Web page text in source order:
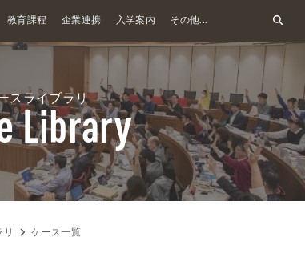
教育課程 企業連携 入学案内 その他...
スライブラリ
Library
ケース一覧